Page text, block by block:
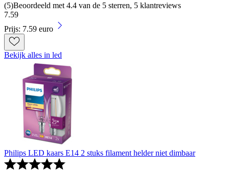
(5)Beoordeeld met 4.4 van de 5 sterren, 5 klantreviews
7.59
Prijs: 7.59 euro
Bekijk alles in led
Philips LED kaars E14 2 stuks filament helder niet dimbaar